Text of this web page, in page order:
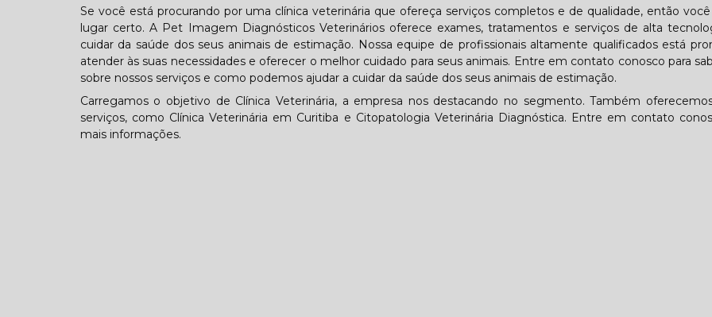
Se você está procurando por uma clínica veterinária que ofereça serviços completos e de qualidade, então
lugar certo. A Pet Imagem Diagnósticos Veterinários oferece exames, tratamentos e serviços de alta
cuidar da saúde dos seus animais de estimação. Nossa equipe de profissionais altamente qualificados está
atender às suas necessidades e oferecer o melhor cuidado para seus animais. Entre em contato conosco para
sobre nossos serviços e como podemos ajudar a cuidar da saúde dos seus animais de estimação.
Carregamos o objetivo de Clínica Veterinária, a empresa nos destacando no segmento. Também
serviços, como Clínica Veterinária em Curitiba e Citopatologia Veterinária Diagnóstica. Entre em contato
mais informações.